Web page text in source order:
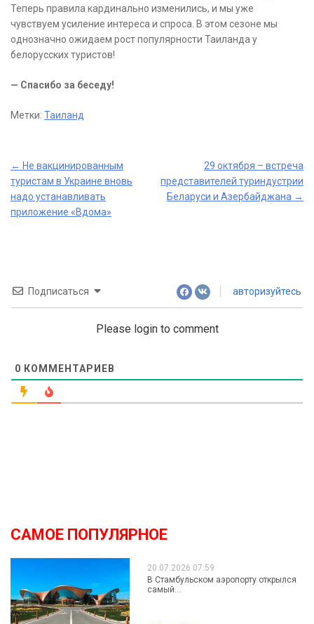
Теперь правила кардинально изменились, и мы уже
чувствуем усиление интереса и спроса. В этом сезоне мы
однозначно ожидаем рост популярности Таиланда у
белорусских туристов!
— Спасибо за беседу!
Метки: Таиланд
Post
navigation
← Не вакцинированным
туристам в Украине вновь
надо устанавливать
приложение «Вдома»
29 октября – встреча
представителей туриндустрии
Беларуси и Азербайджана →
Подписаться авторизуйтесь
Please login to comment
0 КОММЕНТАРИЕВ
САМОЕ ПОПУЛЯРНОЕ
20.07.2026 07:59
В Стамбульском аэропорту открылся
самый...